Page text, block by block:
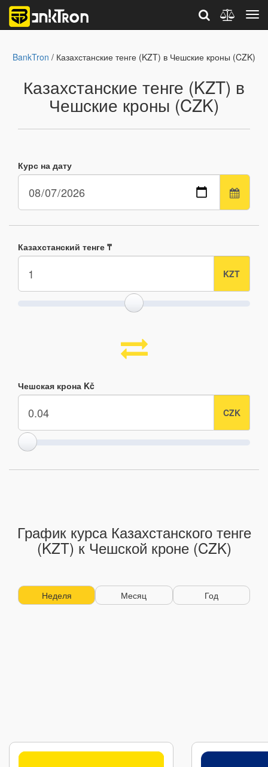
BankTron / Казахстанские тенге (KZT) в Чешские кроны (CZK)
Казахстанские тенге (KZT) в
Чешские кроны (CZK)
Курс на дату
Казахстанский тенге ₸
Чешская крона Kč
График курса Казахстанского тенге
(KZT) к Чешской кроне (CZK)
Неделя Месяц Год